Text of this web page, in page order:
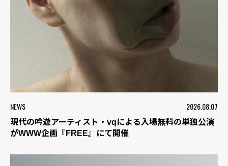
NEWS 2026.08.07
現代の吟遊アーティスト・vqによる入場無料の単独公演
がWWW企画『FREE』にて開催